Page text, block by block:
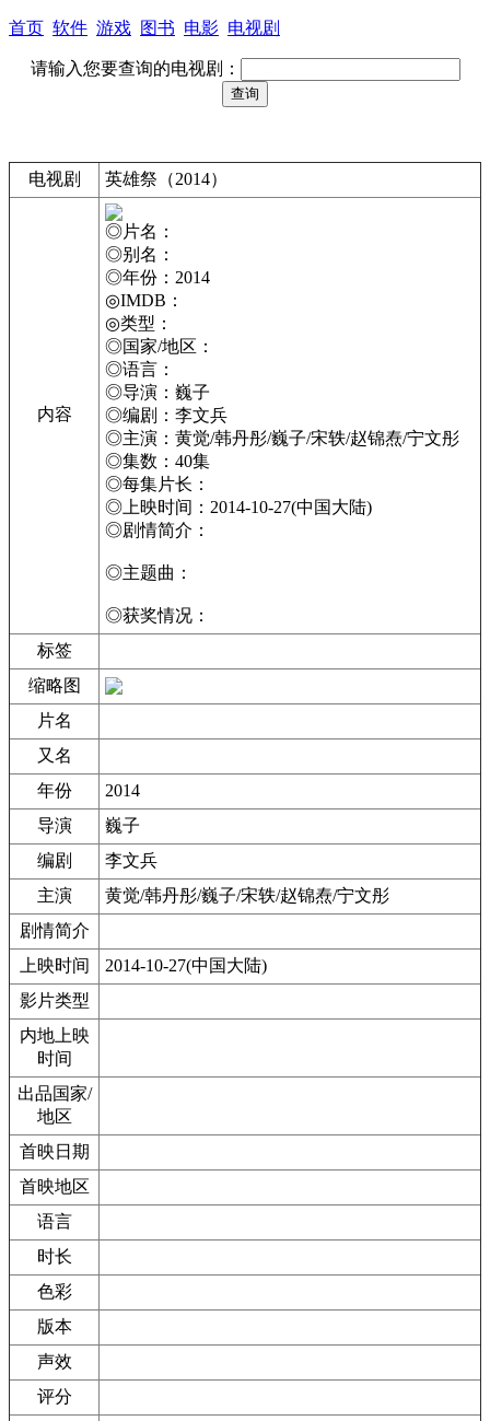
首页 软件 游戏 图书 电影 电视剧
请输入您要查询的电视剧：
电视剧 英雄祭（2014）
内容
◎片名：
◎别名：
◎年份：2014
◎IMDB：
◎类型：
◎国家/地区：
◎语言：
◎导演：巍子
◎编剧：李文兵
◎主演：黄觉/韩丹彤/巍子/宋轶/赵锦焘/宁文彤
◎集数：40集
◎每集片长：
◎上映时间：2014-10-27(中国大陆)
◎剧情简介：
◎主题曲：
◎获奖情况：
标签
缩略图
片名
又名
年份
2014
导演
巍子
编剧
李文兵
主演
黄觉/韩丹彤/巍子/宋轶/赵锦焘/宁文彤
剧情简介
上映时间
2014-10-27(中国大陆)
影片类型
内地上映
时间
出品国家/
地区
首映日期
首映地区
语言
时长
色彩
版本
声效
评分